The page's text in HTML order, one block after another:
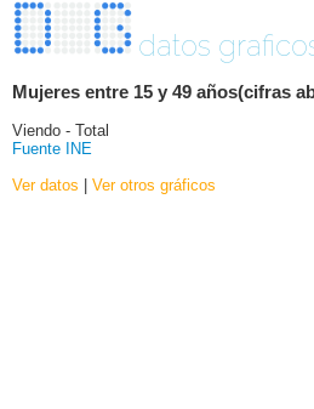
datos
Mujeres entre 15 y 49 años(cifras
Viendo - Total
Fuente INE
Ver datos | Ver otros gráficos